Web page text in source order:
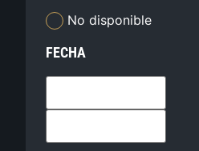
No disponible
FECHA